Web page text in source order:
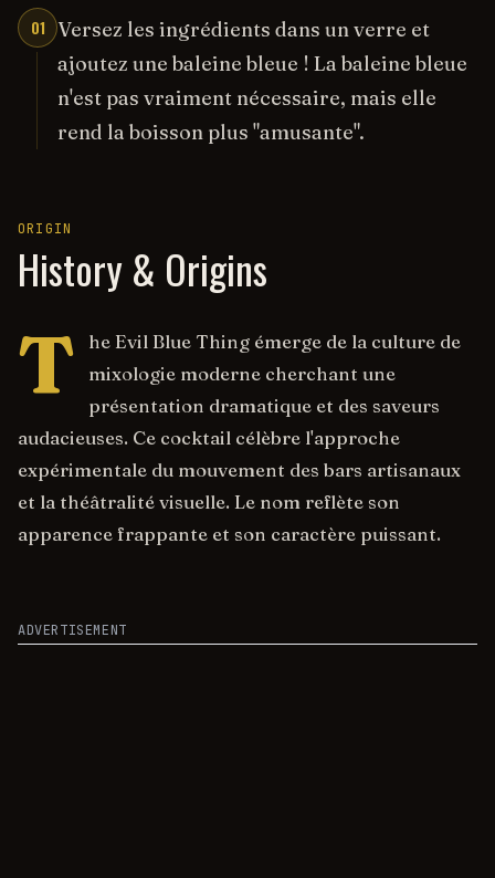
01
Versez les ingrédients dans un verre et
ajoutez une baleine bleue ! La baleine bleue
n'est pas vraiment nécessaire, mais elle
rend la boisson plus "amusante".
ORIGIN
History & Origins
T
he Evil Blue Thing émerge de la culture de
mixologie moderne cherchant une
présentation dramatique et des saveurs
audacieuses. Ce cocktail célèbre l'approche
expérimentale du mouvement des bars artisanaux
et la théâtralité visuelle. Le nom reflète son
apparence frappante et son caractère puissant.
ADVERTISEMENT